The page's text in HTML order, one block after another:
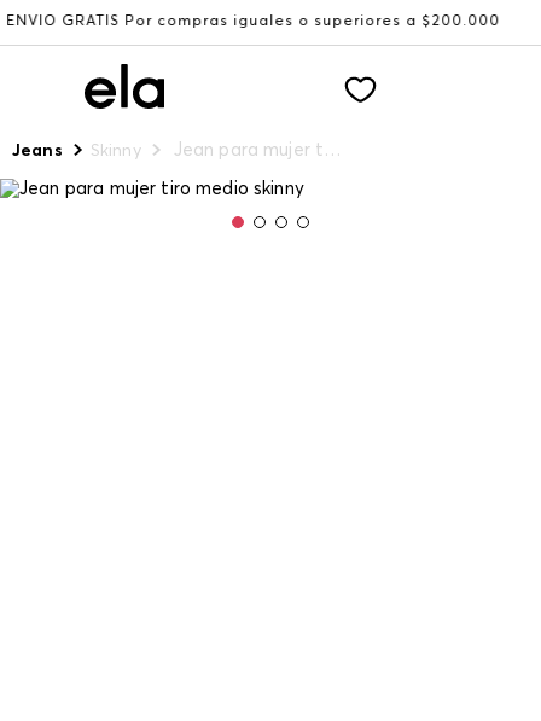
Por compras iguales o superiores a $200.000
Jeans Skinny Jean para mujer tiro medio skinny